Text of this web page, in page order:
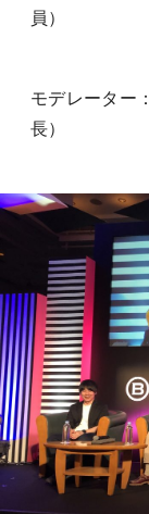
員）
モデレーター
長）